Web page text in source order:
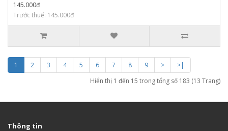
145.000đ
Trước thuế: 145.000đ
1 2 3 4 5 6 7 8 9 >
>|
Hiển thị 1 đến 15 trong tổng số 183 (13 Trang)
Thông tin